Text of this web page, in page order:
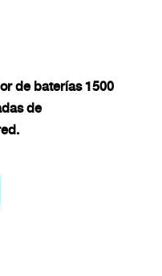
de baterías 1500
de